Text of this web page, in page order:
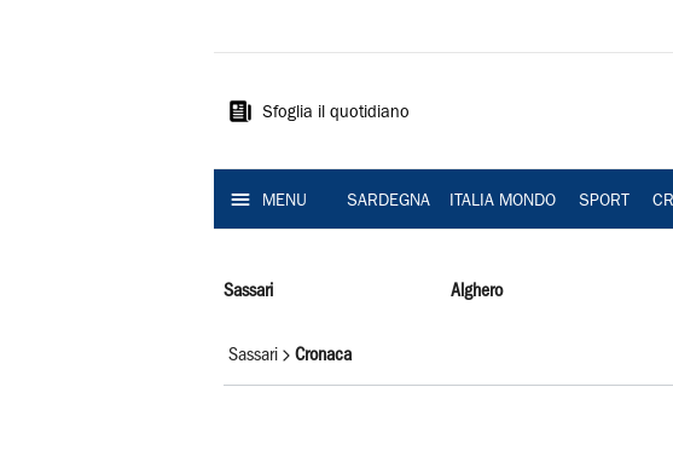
Sardegna
Sfoglia il quotidiano
MENU SARDEGNA ITALIA MONDO SPORT
Sassari Alghero
Sassari Cronaca